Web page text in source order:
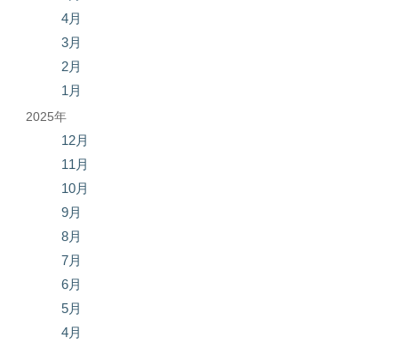
4月
3月
2月
1月
2025年
12月
11月
10月
9月
8月
7月
6月
5月
4月